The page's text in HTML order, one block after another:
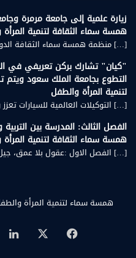
همسة سماء الثقافة لتنمية
[…] منظمة همسة سماء الثقافة
"كيان" تشارك بركن تعريفي في
التطوع بجامعة الملك سعود
لتنمية المرأة والطفل
[…] التوكيلات العالمية للسيارات تعزز
الفصل الثالث: المدرسة بين
همسة سماء الثقافة لتنمية
[…] الفصل الاول :عقول بلا عمق،
همسة سماء لتنمية المرأة
فيسبوك